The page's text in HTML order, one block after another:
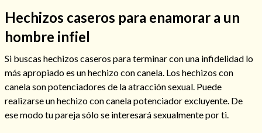
Endulzamiento
Hechizos caseros para enamorar a un
hombre infiel
Si buscas hechizos caseros para terminar con una infidelidad lo
más apropiado es un hechizo con canela. Los hechizos con
canela son potenciadores de la atracción sexual. Puede
realizarse un hechizo con canela potenciador excluyente. De
ese modo tu pareja sólo se interesará sexualmente por ti.